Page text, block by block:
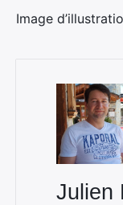
Image
Julien